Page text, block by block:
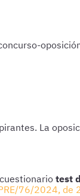
La
test
76/2024, de